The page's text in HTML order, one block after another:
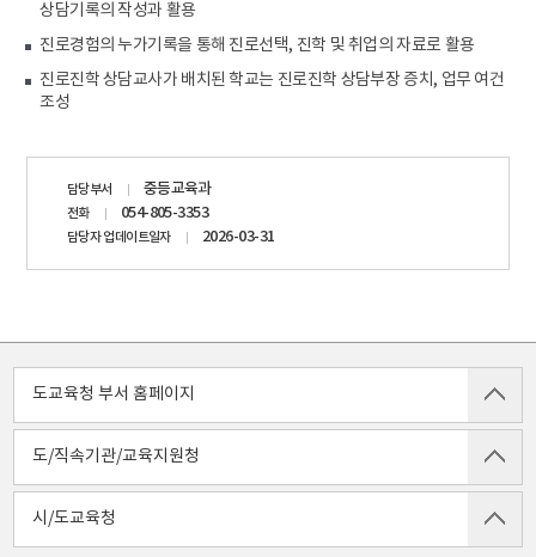
상담기록의 작성과 활용
진로경험의 누가기록을 통해 진로선택, 진학 및 취업의 자료로 활용
진로진학 상담교사가 배치된 학교는 진로진학 상담부장 증치, 업무 여건
조성
담당부서 중등교육과
전화 054-805-3353
담당자 업데이트일자 2026-03-31
도교육청 부서 홈페이지
도/직속기관/교육지원청
시/도교육청